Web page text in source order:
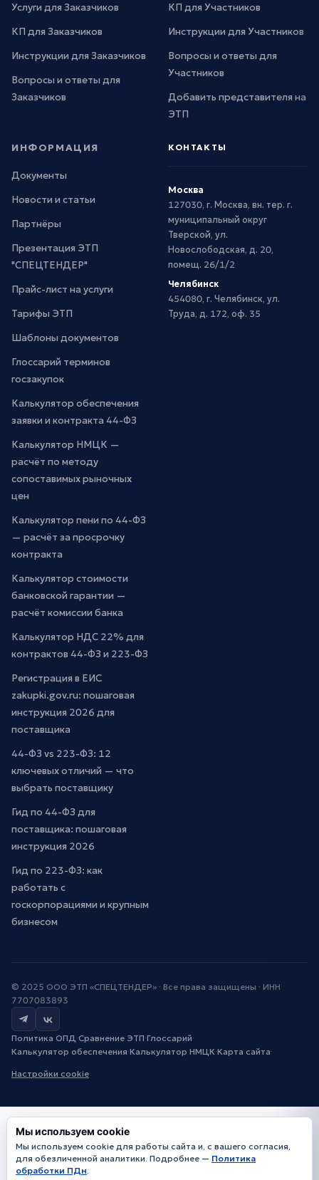
Услуги для Заказчиков
КП для Заказчиков
Инструкции для Заказчиков
Вопросы и ответы для
Заказчиков
КП для Участников
Инструкции для Участников
Вопросы и ответы для
Участников
Добавить представителя на
ЭТП
ИНФОРМАЦИЯ
Документы
Новости и статьи
Партнёры
Презентация ЭТП
"СПЕЦТЕНДЕР"
Прайс-лист на услуги
Тарифы ЭТП
Шаблоны документов
Глоссарий терминов
госзакупок
Калькулятор обеспечения
заявки и контракта 44-ФЗ
Калькулятор НМЦК —
расчёт по методу
сопоставимых рыночных
цен
Калькулятор пени по 44-ФЗ
— расчёт за просрочку
контракта
Калькулятор стоимости
банковской гарантии —
расчёт комиссии банка
Калькулятор НДС 22% для
контрактов 44-ФЗ и 223-ФЗ
Регистрация в ЕИС
zakupki.gov.ru: пошаговая
инструкция 2026 для
поставщика
44-ФЗ vs 223-ФЗ: 12
ключевых отличий — что
выбрать поставщику
Гид по 44-ФЗ для
поставщика: пошаговая
инструкция 2026
Гид по 223-ФЗ: как
работать с
госкорпорациями и крупным
бизнесом
КОНТАКТЫ
Москва
127030, г. Москва, вн. тер. г.
муниципальный округ
Тверской, ул.
Новослободская, д. 20,
помещ. 26/1/2
Челябинск
454080, г. Челябинск, ул.
Труда, д. 172, оф. 35
© 2025 ООО ЭТП «СПЕЦТЕНДЕР» · Все права защищены · ИНН
7707083893
Политика ОПД ·Сравнение ЭТП·Глоссарий·
Калькулятор обеспечения·Калькулятор НМЦК·Карта сайта·
Настройки cookie
Мы используем cookie
Мы используем cookie для работы сайта и, с вашего согласия,
для обезличенной аналитики. Подробнее — Политика
обработки ПДн.